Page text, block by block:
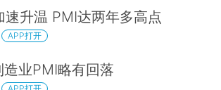
速升温 PMI达两年多高点
APP打开
造业PMI略有回落